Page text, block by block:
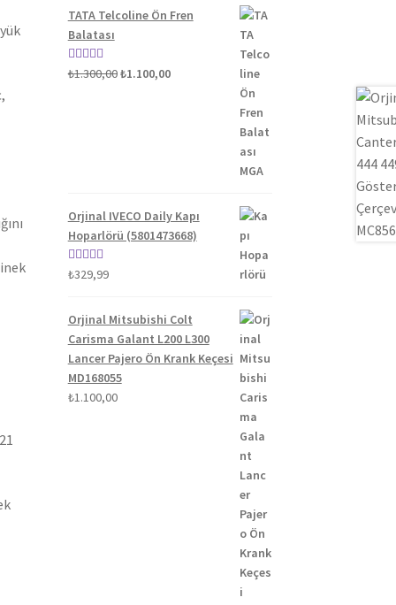
TATA Telcoline Ön Fren
Balatası
5 üzerinden
₺1.300,00Orijinal
₺1.100,00Şu
Orjinal IVECO Daily Kapı
Hoparlörü (5801473668)
5 üzerinden
₺329,99
Orjinal Mitsubishi Colt
Carisma Galant L200 L300
Lancer Pajero Ön Krank Keçesi
MD168055
₺1.100,00